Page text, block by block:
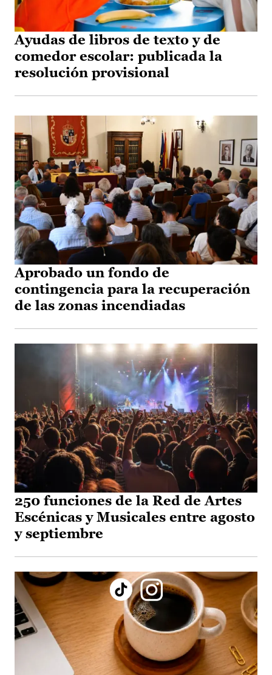
Ayudas de libros de texto y de
comedor escolar: publicada la
resolución provisional
Aprobado un fondo de
contingencia para la recuperación
de las zonas incendiadas
250 funciones de la Red de Artes
Escénicas y Musicales entre agosto
y septiembre